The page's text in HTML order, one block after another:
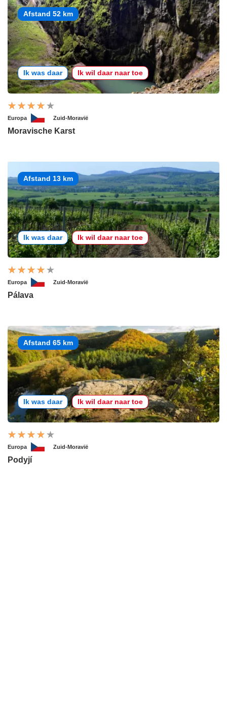
Afstand 52 km
Ik was daar Ik wil daar naar toe
Europa Zuid-Moravië
Moravische Karst
Afstand 13 km
Ik was daar Ik wil daar naar toe
Europa Zuid-Moravië
Pálava
Afstand 65 km
Ik was daar Ik wil daar naar toe
Europa Zuid-Moravië
Podyjí